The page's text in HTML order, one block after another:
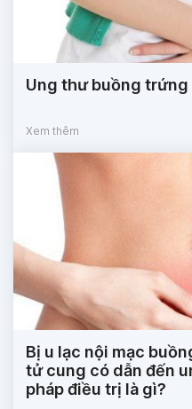
Ung thư buồng
Xem thêm
Bị u lạc nội mạc
tử cung có dẫn đến
pháp điều trị là gì?